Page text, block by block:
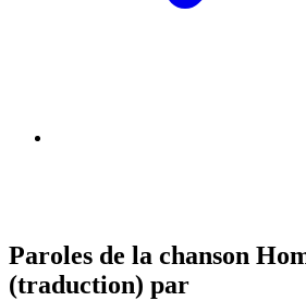
Paroles de la chanson
(traduction) par